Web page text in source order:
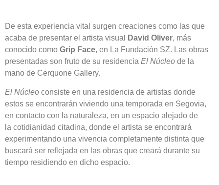
De esta experiencia vital surgen creaciones como las que
acaba de presentar el artista visual
David Oliver, más
conocido como Grip Face, en La Fundación SZ. Las obras
presentadas son fruto de su residencia El Núcleo de la
mano de Cerquone Gallery.
El Núcleo consiste en una residencia de artistas donde
estos se encontrarán viviendo una temporada en Segovia,
en contacto con la naturaleza, en un espacio alejado de
la cotidianidad citadina, donde el artista se encontrará
experimentando una vivencia completamente distinta que
buscará ser reflejada en las obras que creará durante su
tiempo residiendo en dicho espacio.